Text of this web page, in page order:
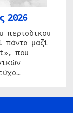
2026
περιοδικού
πάντα μαζί
που